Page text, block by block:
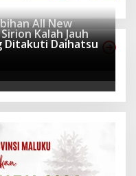
All New
Kalah Jauh
Ditakuti Daihatsu